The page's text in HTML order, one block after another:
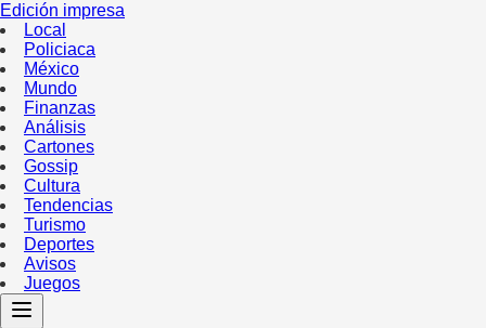
Edición impresa
Local
Policiaca
México
Mundo
Finanzas
Análisis
Cartones
Gossip
Cultura
Tendencias
Turismo
Deportes
Avisos
Juegos